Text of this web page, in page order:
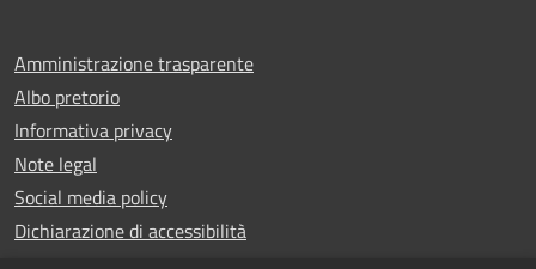
Amministrazione trasparente
Albo pretorio
Informativa privacy
Note legal
Social media policy
Dichiarazione di accessibilità